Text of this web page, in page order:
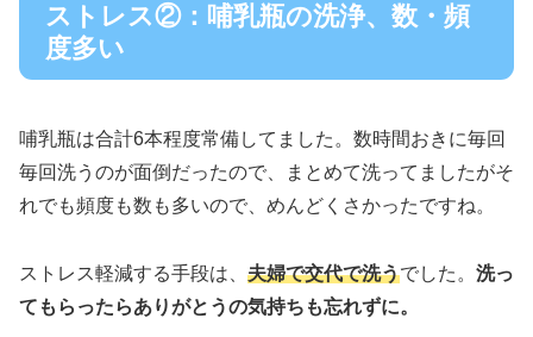
ストレス②：哺乳瓶の洗浄、数・頻
度多い
哺乳瓶は合計6本程度常備してました。数時間おきに毎回
毎回洗うのが面倒だったので、まとめて洗ってましたがそ
れでも頻度も数も多いので、めんどくさかったですね。
ストレス軽減する手段は、 夫婦で交代で洗うでした。 洗っ
てもらったらありがとうの気持ちも忘れずに。